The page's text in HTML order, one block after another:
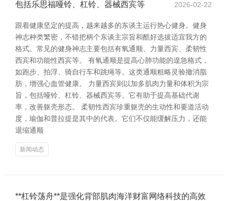
包括乐思福哑铃、杠铃、器械西宾等 2026-02-22
跟着健康坚定的提高，越来越多的东谈主运行热心健身。健身
神志种类繁密，不错把柄个东谈主宗旨和酷好选拔适宜我方的
格式。常见的健身神志主要包括有氧通顺、力量西宾、柔韧性
西宾和功能性西宾等。 有氧通顺是提高心肺功能的遑急格式，
如跑步、拍浮、骑自行车和跳绳等。这类通顺粗略灵验撤消脂
肪，增强心血管健康。 力量西宾则以加多肌肉力量和体积为宗
旨，包括哑铃、杠铃、器械西宾等。它有助于提高基础代谢
率，改善躯壳形态。 柔韧性西宾珍重躯壳的生动性和要道活动
度，瑜伽和普拉提是其中的代表。它们不仅能缓解压力，还能
退缩通顺
新闻动态
**杠铃荡舟**是强化背部肌肉海洋财富网络科技的高效